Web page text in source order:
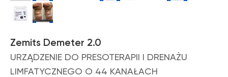
Zemits Demeter 2.0
URZĄDZENIE DO PRESOTERAPII I DRENAŻU
LIMFATYCZNEGO O 44 KANAŁACH